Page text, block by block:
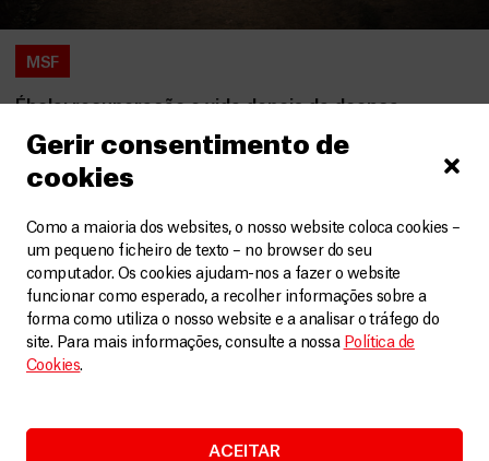
Gerir consentimento de
cookies
Como a maioria dos websites, o nosso website coloca cookies –
um pequeno ficheiro de texto – no browser do seu
computador. Os cookies ajudam-nos a fazer o website
funcionar como esperado, a recolher informações sobre a
forma como utiliza o nosso website e a analisar o tráfego do
site. Para mais informações, consulte a nossa Política de
Cookies.
ACEITAR
MSF
Ébola: recuperação e vida depois da doença
Vídeos
LEIA MAIS